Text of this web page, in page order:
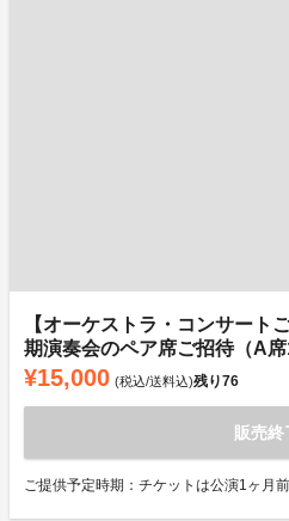
【オーケストラ・コンサート
期演奏会のペア席ご招待（A席
¥15,000 (税込/送料込)残り76
販売終
ご提供予定時期：チケットは公演1ヶ月